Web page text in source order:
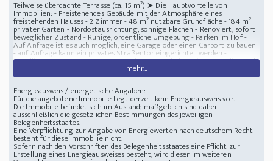
Teilweise überdachte Terrasse (ca. 15 m²) ➤ Die Hauptvorteile von
Immobilien: - Freistehendes Gebäude mit der Atmosphäre eines
freistehenden Hauses - 2 Zimmer - 48 m² nutzbare Grundfläche - 184 m²
privater Garten - Nordostausrichtung, sonnige Flächen - Renoviert, sofort
beweglicher Zustand - Ruhige, ordentliche Umgebung - Parken im Hof -
Auf Anfrage ist es auch möglich, eine Garage oder einen Carport zu bauen
- auf Anfrage kann ein privates Straßentor eingerichtet werden -
Installiertes optisches Internet ➤ Technischer Inhalt: - Die Immobilie wurde
in den letzten Jahren erheblich modernisiert: - neue Kunststofftüren und -
fenster in allen Räumen - eingebaute Moskitonetzfenster - 10 cm dicke
Fassaden-Wärmedämmung - modernes, renoviertes Badezimmer - Neue
Abdeckungen und Bemalungen - modernisiertes Strom- und Wassernetz
(Gas ist ebenfalls angeschlossen, kann bei Bedarf genutzt werden) -
isolierte Dachkonstruktion - Instand gehaltene Tinnung und
Regenwasserentwässerung - 25 Ampere, Wasser, Gas, Kanal, 3
Klimaanlagen - Wi-Fi-Wand-Infrarotmodule - Moderner Boyler ➤ Heizung
und Versorgung: - Die Heizung der Wohnung wird mit einer modernen,
energiesparenden Lösung bereitgestellt: - Infrarotwandpaneele in jedem
Raum, die über WLAN gesteuert werden können - Heizkörperheizung im
Badezimmer - Die Warmwasserversorgung wird durch einen modernen
mehr...
Energieausweis / energetische Angaben:
Für die angebotene Immobilie liegt derzeit kein Energieausweis vor.
Die Immobilie befindet sich im Ausland; maßgeblich sind daher
ausschließlich die gesetzlichen Bestimmungen des jeweiligen
Belegenheitsstaates.
Eine Verpflichtung zur Angabe von Energiewerten nach deutschem Recht
besteht für diese Immobilie nicht.
Sofern nach den Vorschriften des Belegenheitsstaates eine Pflicht zur
Erstellung eines Energieausweises besteht, wird dieser im weiteren